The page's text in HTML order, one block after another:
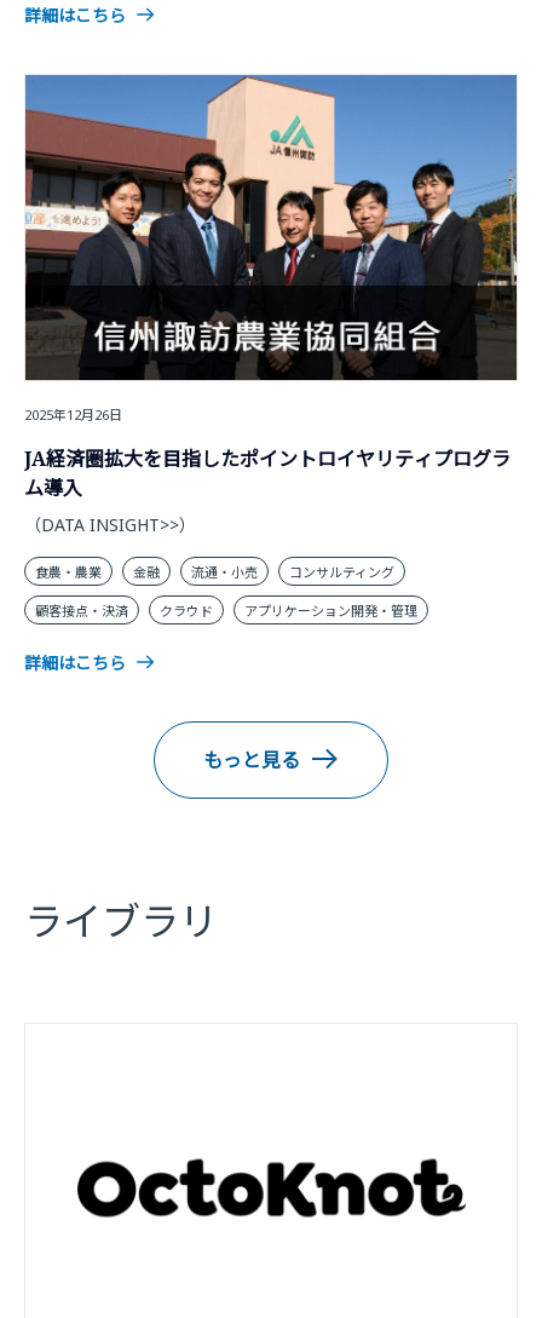
詳細はこちら
2025年12月26日
JA経済圏拡大を目指したポイントロイヤリティプログラ
ム導入
（DATA INSIGHT>>）
食農・農業 金融 流通・小売 コンサルティング
顧客接点・決済 クラウド アプリケーション開発・管理
詳細はこちら
もっと見る
ライブラリ